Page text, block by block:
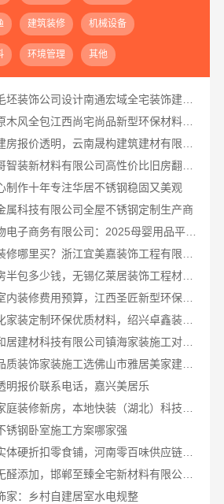
建筑装修 机械设备
环境管理 其他
南通海安毛坯装饰公司设计南通宏域全宅装饰建材有限公司
江西装修原木风全包江西尚宅尚品新型环保材料有限公司
制作十年专注华居不锈钢稳固又美观
属科技有限公司全屋不锈钢定制生产商
湖北省惠物电子商务有限公司：2025母婴用品平台优缺点测评
无锡毛坯房半包多少钱，无锡亿莱居装饰工程材料有限公司
国内专业室内装修费用预算，江西圣匠新型环保材料有限公司
绍兴个性化家装定制环保优质材料，绍兴卓鑫装饰材料有限公司
宁波雅美和居建材科技有限公司镇海家装施工对接渠道
佛山禅城品质装饰家装施工选佛山市雅居美家建筑装饰工程有限公司
明报价联系电话，嘉兴美居乐
锈钢卧室施工方案哪家强
社区线下实体硬折扣零食铺，河南零百味供应链有限公司全域盈利
邯山装饰无醛添加，邯郸至臻全宅新材料有限公司守护家人健康
家：乡村自建居室水电规整